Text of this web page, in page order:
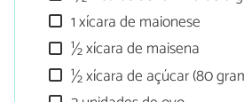
1 xícara de maionese
½ xícara de maisena
½ xícara de açúcar (80